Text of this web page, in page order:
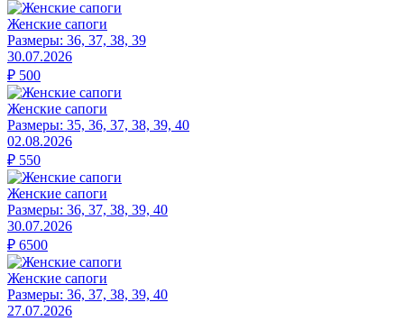
Женские сапоги
Размеры: 36, 37, 38, 39
30.07.2026
₽ 500
Женские сапоги
Размеры: 35, 36, 37, 38, 39, 40
02.08.2026
₽ 550
Женские сапоги
Размеры: 36, 37, 38, 39, 40
30.07.2026
₽ 6500
Женские сапоги
Размеры: 36, 37, 38, 39, 40
27.07.2026